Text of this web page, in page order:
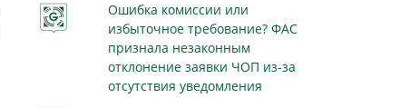
Ошибка комиссии или
избыточное требование? ФАС
признала незаконным
отклонение заявки ЧОП из-за
отсутствия уведомления